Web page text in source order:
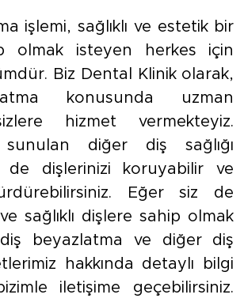
işlemi, sağlıklı ve estetik bir
olmak isteyen herkes için
Biz Dental Klinik olarak,
konusunda uzman
hizmet vermekteyiz.
sunulan diğer diş sağlığı
de dişlerinizi koruyabilir ve
sürdürebilirsiniz. Eğer siz de
sağlıklı dişlere sahip olmak
diş beyazlatma ve diğer diş
hakkında detaylı bilgi
iletişime geçebilirsiniz.